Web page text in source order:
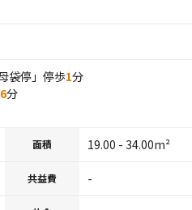
袋停」停歩1分
分
面積 19.00 - 34.00m²
共益費 -